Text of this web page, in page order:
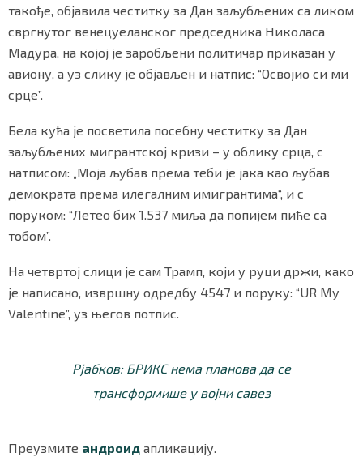
такође, објавила честитку за Дан заљубљених са ликом
свргнутог венецуеланског председника Николаса
Мадура, на којој је заробљени политичар приказан у
авиону, а уз слику је објављен и натпис: “Освојио си ми
срце”.
Бела кућа је посветила посебну честитку за Дан
заљубљених мигрантској кризи – у облику срца, с
натписом: „Моја љубав према теби је јака као љубав
демократа према илегалним имигрантима“, и с
поруком: “Летео бих 1.537 миља да попијем пиће са
тобом”.
На четвртој слици је сам Трамп, који у руци држи, како
је написано, извршну одредбу 4547 и поруку: “UR My
Valentine”, уз његов потпис.
Рјабков: БРИКС нема планова да се
трансформише у војни савез
Преузмите андроид апликацију.
redakcija@gradskeinfo.rs
ПРАТИТЕ НАС
Маркетинг|Услови коришћења|Политика
ПРЕУЗМИТЕ НАШУ АПЛИКАЦИЈУ